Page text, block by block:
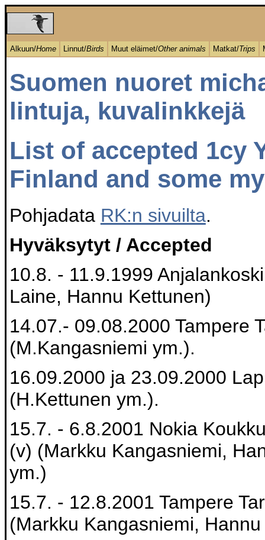
Alkuun/Home Linnut/Birds Muut eläimet/Other animals Matkat/Trips
Suomen nuoret
lintuja, kuvalinkkejä
List of accepted 1cy
Finland and some
Pohjadata RK:n sivuilta.
Hyväksytyt / Accepted
10.8. - 11.9.1999
Laine, Hannu Kettunen)
14.07.- 09.08.2000 Tampere
(M.Kangasniemi ym.).
16.09.2000 ja 23.09.2000
(H.Kettunen ym.).
15.7. - 6.8.2001 Nokia
(v) (Markku Kangasniemi,
ym.)
15.7. - 12.8.2001 Tampere
(Markku Kangasniemi,